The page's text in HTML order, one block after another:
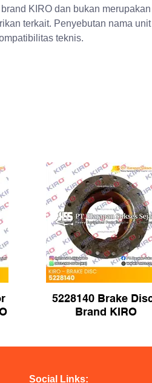
KIRO dan bukan merupakan
terkait. Penyebutan nama unit
teknis.
5228140 Brake Disc
Brand KIRO
Social Links: